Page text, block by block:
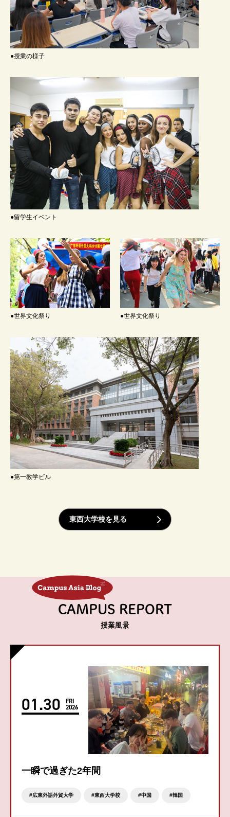
●授業の様子
●留学生イベント
●世界文化祭り ●世界文化祭り
●第一教学ビル
東西大学校を見る
CAMPUS REPORT
授業風景
01.30 FRI
2026
一瞬で過ぎた2年間
広東外語外貿大学 東西大学校 中国 韓国